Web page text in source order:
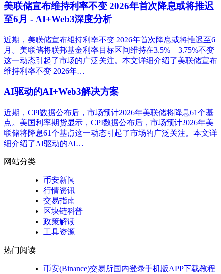
美联储宣布维持利率不变 2026年首次降息或将推迟
至6月 - AI+Web3深度分析
近期，美联储宣布维持利率不变 2026年首次降息或将推迟至6
月。美联储将联邦基金利率目标区间维持在3.5%—3.75%不变
这一动态引起了市场的广泛关注。本文详细介绍了美联储宣布
维持利率不变 2026年…
AI驱动的AI+Web3解决方案
近期，CPI数据公布后，市场预计2026年美联储将降息61个基
点。美国利率期货显示，CPI数据公布后，市场预计2026年美
联储将降息61个基点这一动态引起了市场的广泛关注。本文详
细介绍了AI驱动的AI…
网站分类
币安新闻
行情资讯
交易指南
区块链科普
政策解读
工具资源
热门阅读
币安(Binance)交易所国内登录手机版APP下载教程